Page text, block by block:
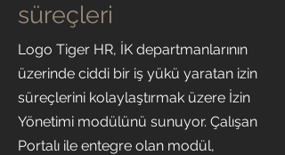
süreçleri
Logo Tiger HR, İK departmanlarının
üzerinde ciddi bir iş yükü yaratan izin
süreçlerini kolaylaştırmak üzere İzin
Yönetimi modülünü sunuyor. Çalışan
Portalı ile entegre olan modül,